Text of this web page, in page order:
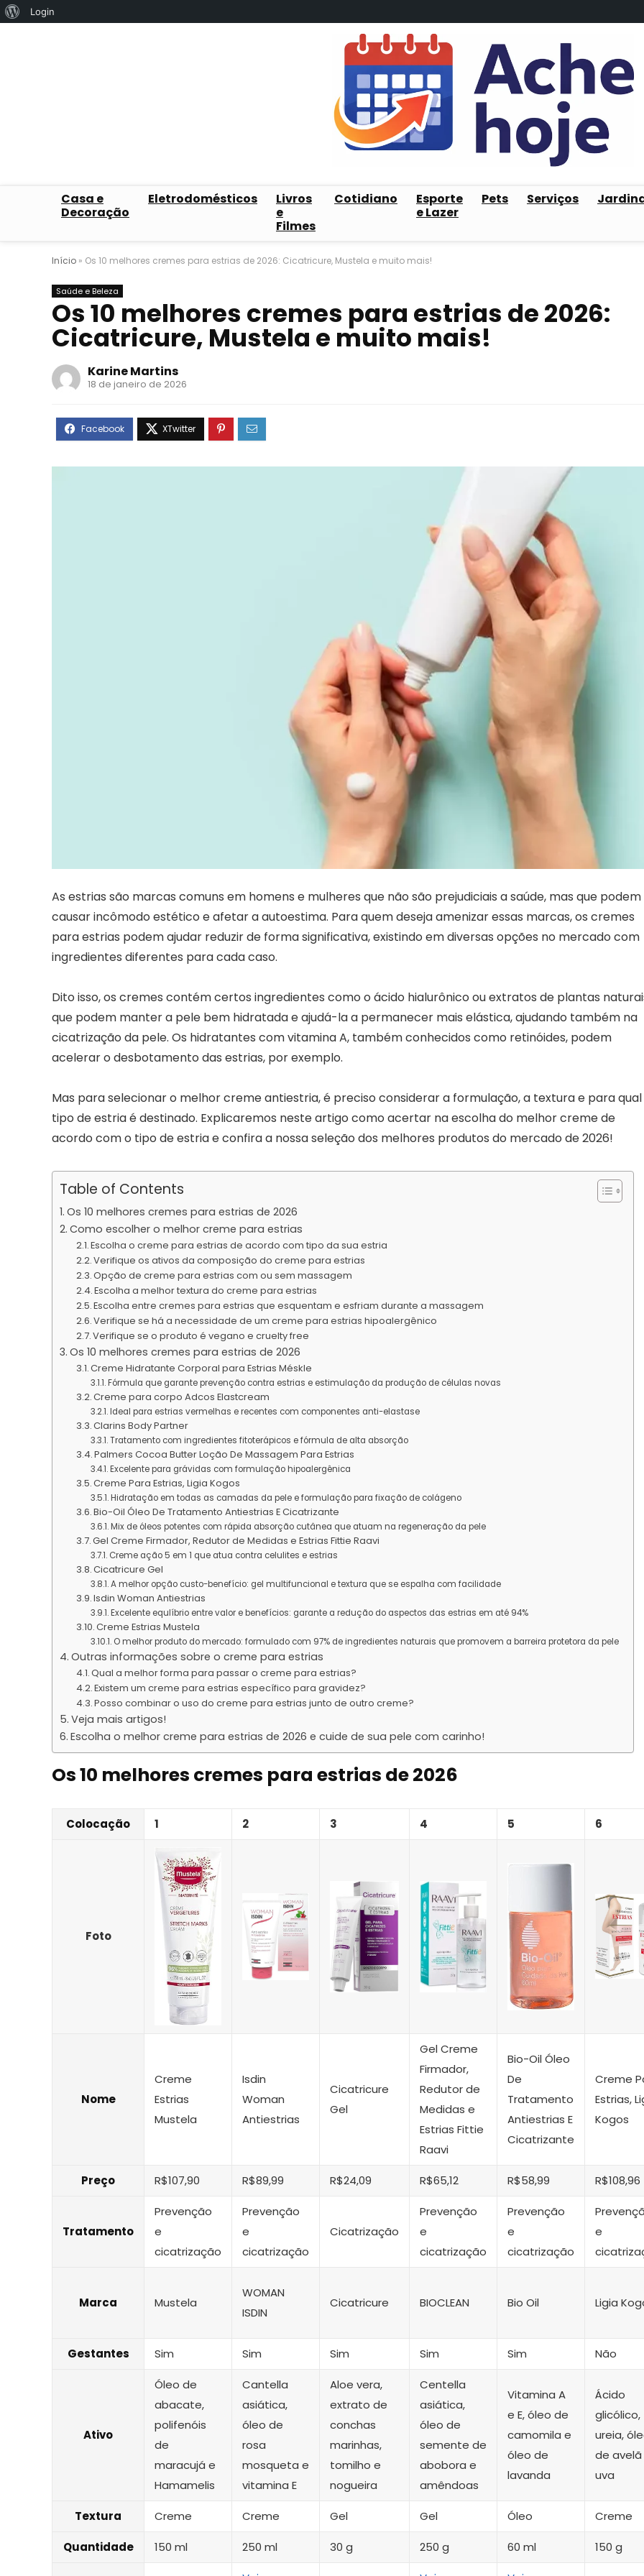
Sobre
Login
Casa e
Decoração
Eletrodomésticos
Livros
e
Filmes
Cotidiano
Esporte
e Lazer
Pets Serviços
Início » Os 10 melhores cremes para estrias de 2026: Cicatricure, Mustela e muito mais!
Saúde e Beleza
Os 10 melhores cremes para estrias de 2026:
Cicatricure, Mustela e muito mais!
Karine Martins
18 de janeiro de 2026
As estrias são marcas comuns em homens e mulheres que não são prejudiciais a saúde, mas que podem
causar incômodo estético e afetar a autoestima. Para quem deseja amenizar essas marcas, os cremes
para estrias podem ajudar reduzir de forma significativa, existindo em diversas opções no mercado com
ingredientes diferentes para cada caso.
Dito isso, os cremes contém certos ingredientes como o ácido hialurônico ou extratos de plantas
que podem manter a pele bem hidratada e ajudá-la a permanecer mais elástica, ajudando também na
cicatrização da pele. Os hidratantes com vitamina A, também conhecidos como retinóides, podem
acelerar o desbotamento das estrias, por exemplo.
Mas para selecionar o melhor creme antiestria, é preciso considerar a formulação, a textura e para qual
tipo de estria é destinado. Explicaremos neste artigo como acertar na escolha do melhor creme de
acordo com o tipo de estria e confira a nossa seleção dos melhores produtos do mercado de 2026!
Table of Contents
Os 10 melhores cremes para estrias de 2026
Como escolher o melhor creme para estrias
Escolha o creme para estrias de acordo com tipo da sua estria
Verifique os ativos da composição do creme para estrias
Opção de creme para estrias com ou sem massagem
Escolha a melhor textura do creme para estrias
Escolha entre cremes para estrias que esquentam e esfriam durante a massagem
Verifique se há a necessidade de um creme para estrias hipoalergênico
Verifique se o produto é vegano e cruelty free
Os 10 melhores cremes para estrias de 2026
Creme Hidratante Corporal para Estrias Méskle
Fórmula que garante prevenção contra estrias e estimulação da produção de células novas
Creme para corpo Adcos Elastcream
Ideal para estrias vermelhas e recentes com componentes anti-elastase
Clarins Body Partner
Tratamento com ingredientes fitoterápicos e fórmula de alta absorção
Palmers Cocoa Butter Loção De Massagem Para Estrias
Excelente para grávidas com formulação hipoalergênica
Creme Para Estrias, Ligia Kogos
Hidratação em todas as camadas da pele e formulação para fixação de colágeno
Bio-Oil Óleo De Tratamento Antiestrias E Cicatrizante
Mix de óleos potentes com rápida absorção cutânea que atuam na regeneração da pele
Gel Creme Firmador, Redutor de Medidas e Estrias Fittie Raavi
Creme ação 5 em 1 que atua contra celulites e estrias
Cicatricure Gel
A melhor opção custo-benefício: gel multifuncional e textura que se espalha com facilidade
Isdin Woman Antiestrias
Excelente equlíbrio entre valor e benefícios: garante a redução do aspectos das estrias em até 94%
Creme Estrias Mustela
O melhor produto do mercado: formulado com 97% de ingredientes naturais que promovem a barreira protetora da pele
Outras informações sobre o creme para estrias
Qual a melhor forma para passar o creme para estrias?
Existem um creme para estrias específico para gravidez?
Posso combinar o uso do creme para estrias junto de outro creme?
Veja mais artigos!
Escolha o melhor creme para estrias de 2026 e cuide de sua pele com carinho!
Os 10 melhores cremes para estrias de 2026
Colocação 1 2 3 4 5 6
Foto
Nome
Creme
Estrias
Mustela
Isdin
Woman
Antiestrias
Cicatricure
Gel
Gel Creme
Firmador,
Redutor de
Medidas e
Estrias Fittie
Raavi
Bio-Oil Óleo
De
Tratamento
Antiestrias E
Cicatrizante
Creme
Estrias,
Kogos
Preço R$107,90 R$89,99 R$24,09 R$65,12 R$58,99 R$108,96
Tratamento
Prevenção
e
cicatrização
Prevenção
e
cicatrização
Cicatrização
Prevenção
e
cicatrização
Prevenção
e
cicatrização
e
Marca Mustela
WOMAN
ISDIN
Cicatricure BIOCLEAN Bio Oil Ligia
Gestantes Sim Sim Sim Sim Sim Não
Ativo
Óleo de
abacate,
polifenóis
de
maracujá e
Hamamelis
Cantella
asiática,
óleo de
rosa
mosqueta e
vitamina E
Aloe vera,
extrato de
conchas
marinhas,
tomilho e
nogueira
Centella
asiática,
óleo de
semente de
abobora e
amêndoas
Vitamina A
e E, óleo de
camomila e
óleo de
lavanda
Ácido
glicólico,
ureia,
de avelã
uva
Textura Creme Creme Gel Gel Óleo Creme
Quantidade 150 ml 250 ml 30 g 250 g 60 ml 150 g